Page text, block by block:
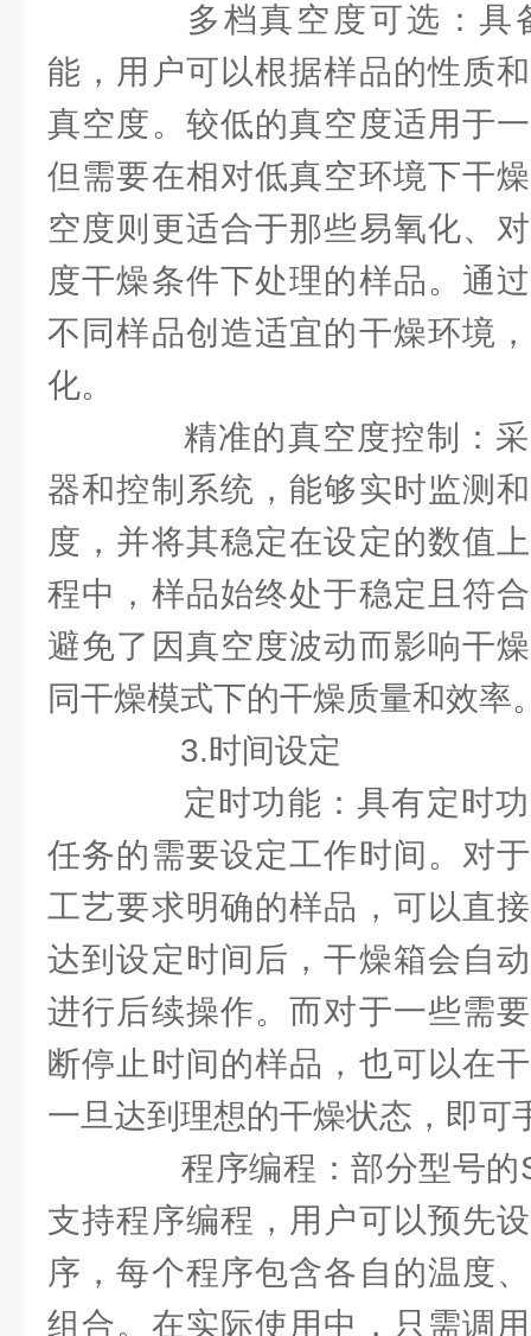
多档真空度可选：具
能，用户可以根据样品的性质
真空度。较低的真空度适用于
但需要在相对低真空环境下干
空度则更适合于那些易氧化、
度干燥条件下处理的样品。通
不同样品创造适宜的干燥环境
化。
精准的真空度控制：采
器和控制系统，能够实时监测
度，并将其稳定在设定的数值
程中，样品始终处于稳定且符
避免了因真空度波动而影响干
同干燥模式下的干燥质量和效率
3.时间设定
定时功能：具有定时功
任务的需要设定工作时间。对
工艺要求明确的样品，可以直
达到设定时间后，干燥箱会自
进行后续操作。而对于一些需
断停止时间的样品，也可以在
一旦达到理想的干燥状态，即可
程序编程：部分型号的
支持程序编程，用户可以预先
序，每个程序包含各自的温度
组合。在实际使用中，只需调